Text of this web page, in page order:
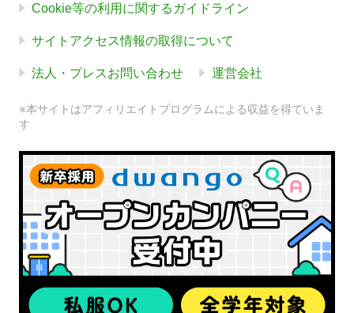
Cookie等の利用に関するガイドライン
サイトアクセス情報の取得について
法人・プレスお問い合わせ 運営会社
※本サイトはアフィリエイトプログラムによる収益を得ていま
す